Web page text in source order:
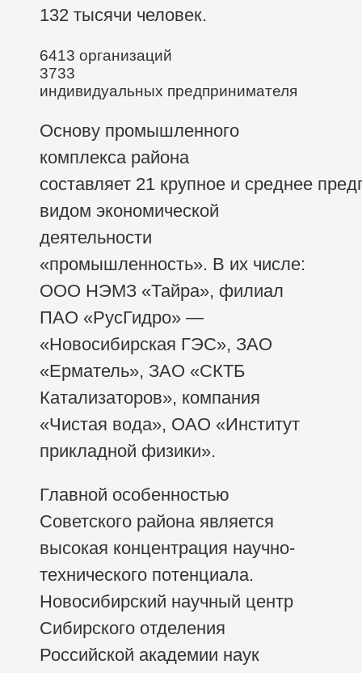
132 тысячи человек.
6413 организаций
3733
индивидуальных предпринимателя
Основу промышленного
комплекса района
составляет 21 крупное и среднее
видом экономической
деятельности
«промышленность». В их числе:
ООО НЭМЗ «Тайра», филиал
ПАО «РусГидро» —
«Новосибирская ГЭС», ЗАО
«Ерматель», ЗАО «СКТБ
Катализаторов», компания
«Чистая вода», ОАО «Институт
прикладной физики».
Главной особенностью
Советского района является
высокая концентрация научно-
технического потенциала.
Новосибирский научный центр
Сибирского отделения
Российской академии наук